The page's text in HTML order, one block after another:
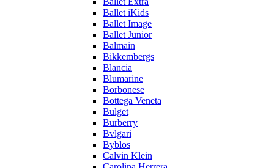
Ballet iKids
Ballet Image
Ballet Junior
Balmain
Bikkembergs
Blancia
Blumarine
Borbonese
Bottega Veneta
Bulget
Burberry
Bvlgari
Byblos
Calvin Klein